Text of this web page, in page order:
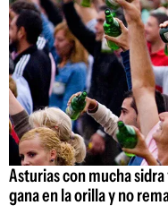
Asturias con mucha
gana en la orilla y no